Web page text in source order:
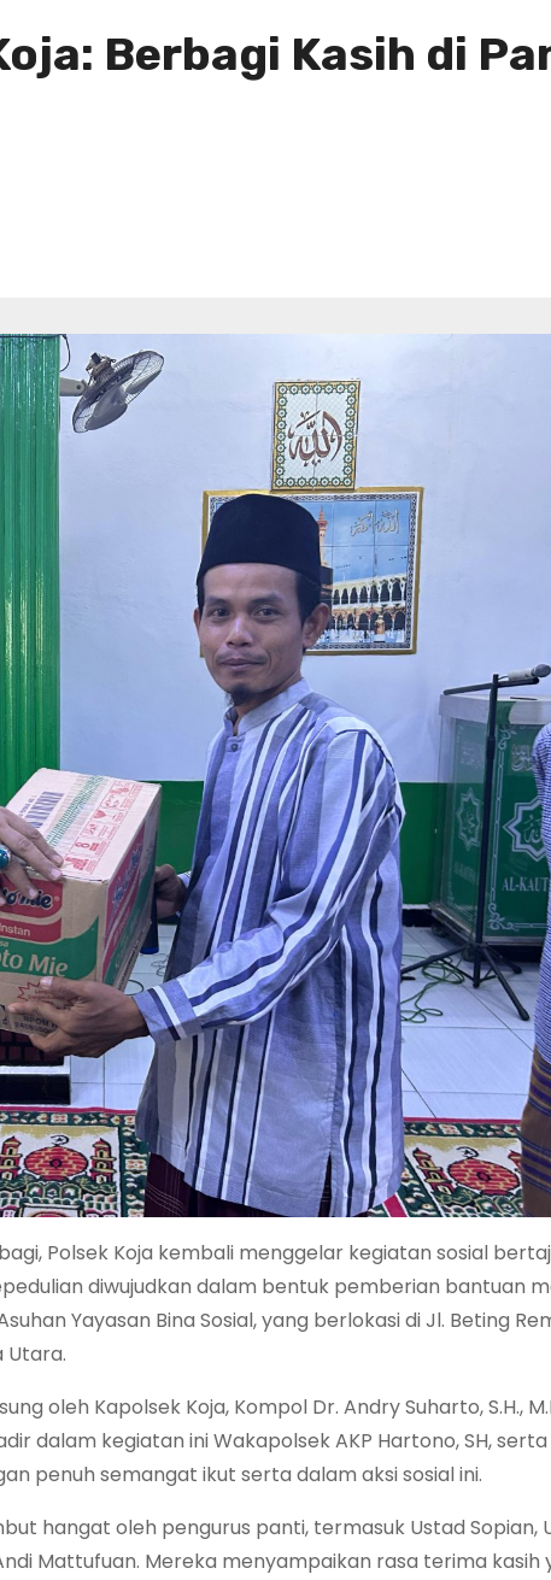
Berbagi Kasih di
Polsek Koja kembali menggelar kegiatan sosial
diwujudkan dalam bentuk pemberian bantuan
Yayasan Bina Sosial, yang berlokasi di Jl. Beting
Utara.
oleh Kapolsek Koja, Kompol Dr. Andry Suharto, S.H.,
dalam kegiatan ini Wakapolsek AKP Hartono, SH, serta
penuh semangat ikut serta dalam aksi sosial ini.
hangat oleh pengurus panti, termasuk Ustad Sopian,
Mattufuan. Mereka menyampaikan rasa terima kasih